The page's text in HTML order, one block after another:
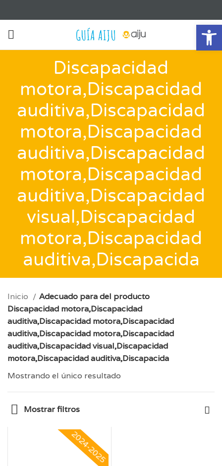
Discapacidad
motora,Discapacidad
auditiva,Discapacidad
motora,Discapacidad
auditiva,Discapacidad
motora,Discapacidad
auditiva,Discapacidad
visual,Discapacidad
motora,Discapacidad
auditiva,Discapacida
Inicio
Adecuado para del producto
Discapacidad motora,Discapacidad
auditiva,Discapacidad motora,Discapacidad
auditiva,Discapacidad motora,Discapacidad
auditiva,Discapacidad visual,Discapacidad
motora,Discapacidad auditiva,Discapacida
Mostrando el único resultado
Mostrar filtros
2024-2025